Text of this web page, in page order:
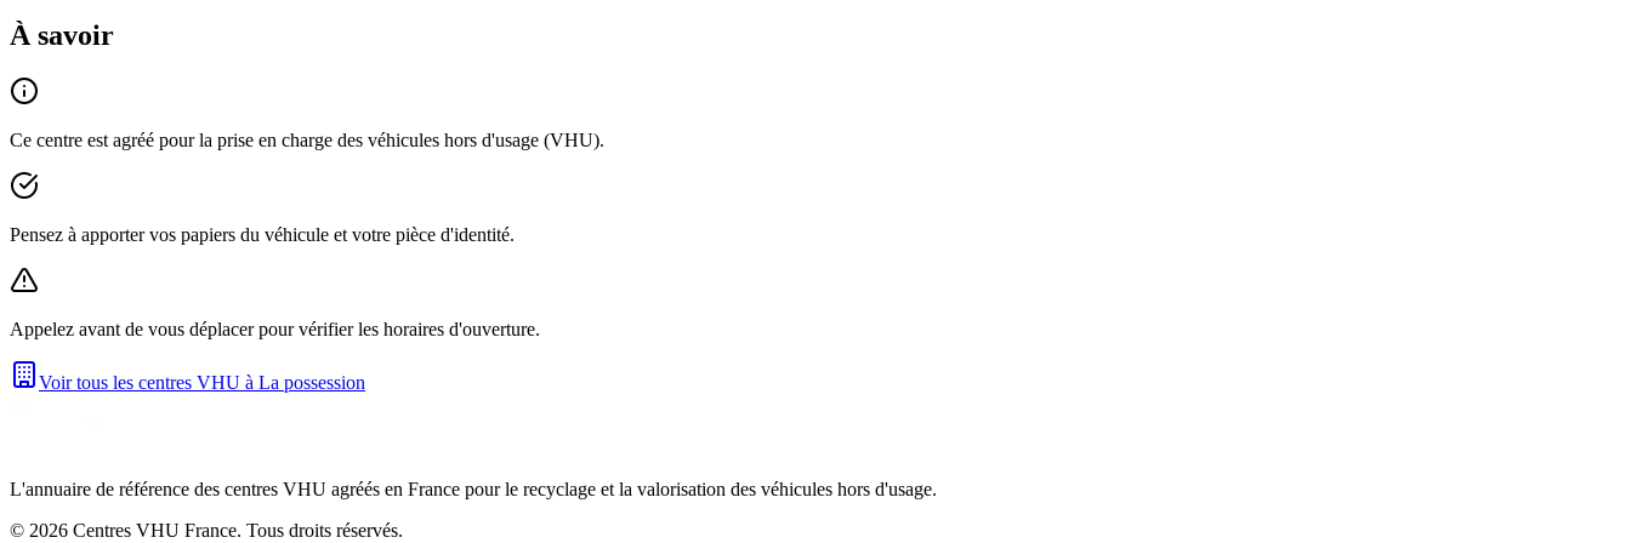
À savoir
Ce centre est agréé pour la prise en charge des véhicules hors d'usage (VHU).
Pensez à apporter vos papiers du véhicule et votre pièce d'identité.
Appelez avant de vous déplacer pour vérifier les horaires d'ouverture.
Voir tous les centres VHU à La possession
L'annuaire de référence des centres VHU agréés en France pour le recyclage et la valorisation des véhicules hors d'usage.
© 2026 Centres VHU France. Tous droits réservés.